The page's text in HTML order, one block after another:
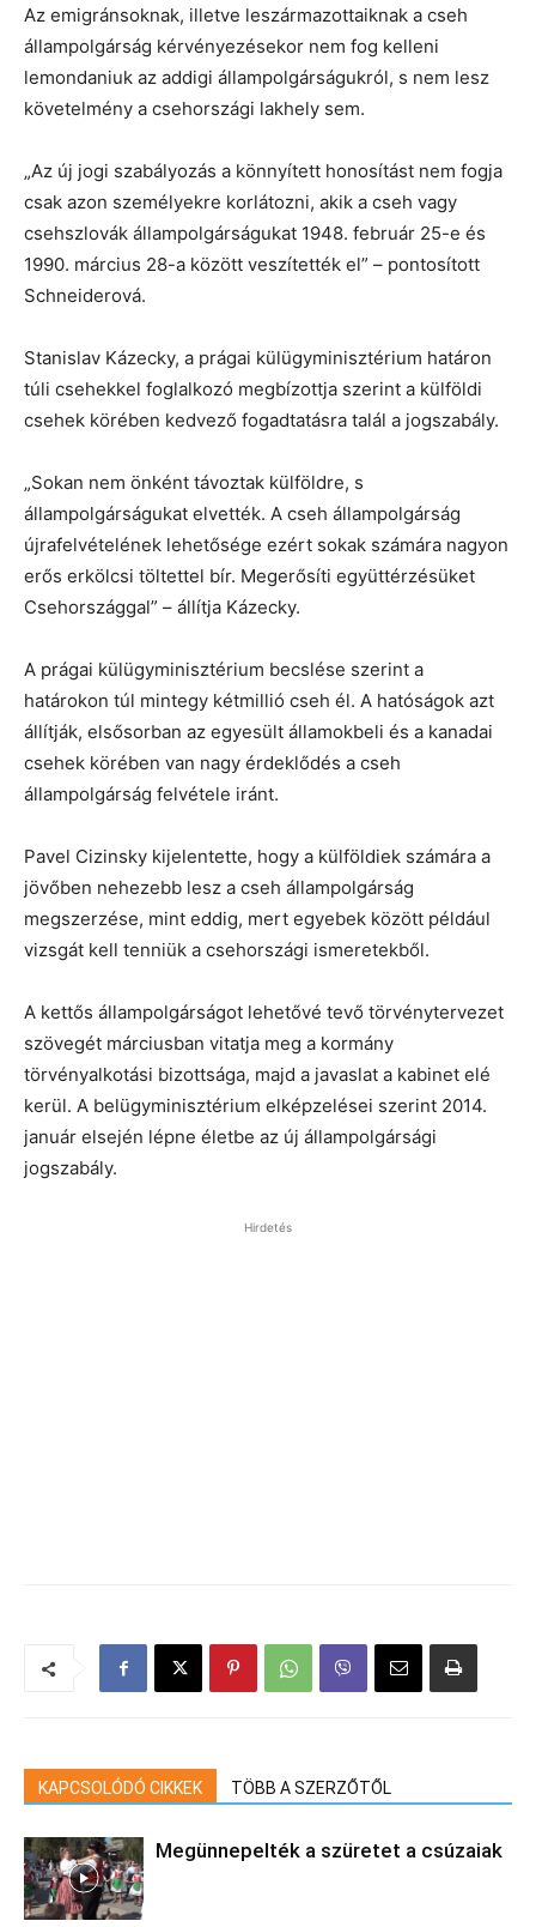
Az emigránsoknak, illetve leszármazottaiknak a cseh
állampolgárság kérvényezésekor nem fog kelleni
lemondaniuk az addigi állampolgárságukról, s nem lesz
követelmény a csehországi lakhely sem.
„Az új jogi szabályozás a könnyített honosítást nem fogja
csak azon személyekre korlátozni, akik a cseh vagy
csehszlovák állampolgárságukat 1948. február 25-e és
1990. március 28-a között veszítették el” – pontosított
Schneiderová.
Stanislav Kázecky, a prágai külügyminisztérium határon
túli csehekkel foglalkozó megbízottja szerint a külföldi
csehek körében kedvező fogadtatásra talál a jogszabály.
„Sokan nem önként távoztak külföldre, s
állampolgárságukat elvették. A cseh állampolgárság
újrafelvételének lehetősége ezért sokak számára nagyon
erős erkölcsi töltettel bír. Megerősíti együttérzésüket
Csehországgal” – állítja Kázecky.
A prágai külügyminisztérium becslése szerint a
határokon túl mintegy kétmillió cseh él. A hatóságok azt
állítják, elsősorban az egyesült államokbeli és a kanadai
csehek körében van nagy érdeklődés a cseh
állampolgárság felvétele iránt.
Pavel Cizinsky kijelentette, hogy a külföldiek számára a
jövőben nehezebb lesz a cseh állampolgárság
megszerzése, mint eddig, mert egyebek között például
vizsgát kell tenniük a csehországi ismeretekből.
A kettős állampolgárságot lehetővé tevő törvénytervezet
szövegét márciusban vitatja meg a kormány
törvényalkotási bizottsága, majd a javaslat a kabinet elé
kerül. A belügyminisztérium elképzelései szerint 2014.
január elsején lépne életbe az új állampolgársági
jogszabály.
Hirdetés
KAPCSOLÓDÓ CIKKEK TÖBB A SZERZŐTŐL
Megünnepelték a szüretet a csúzaiak